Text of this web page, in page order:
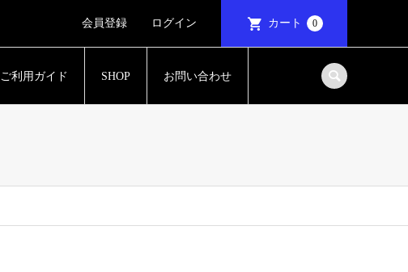
会員登録 ログイン カート 0
ご利用ガイド SHOP お問い合わせ